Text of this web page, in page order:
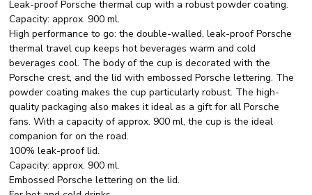
Leak-proof Porsche thermal cup with a robust powder coating.
Capacity: approx. 900 ml.
High performance to go: the double-walled, leak-proof Porsche
thermal travel cup keeps hot beverages warm and cold
beverages cool. The body of the cup is decorated with the
Porsche crest, and the lid with embossed Porsche lettering. The
powder coating makes the cup particularly robust. The high-
quality packaging also makes it ideal as a gift for all Porsche
fans. With a capacity of approx. 900 ml, the cup is the ideal
companion for on the road.
100% leak-proof lid.
Capacity: approx. 900 ml.
Embossed Porsche lettering on the lid.